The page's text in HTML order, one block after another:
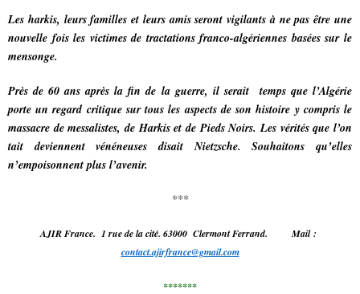
Les harkis, leurs familles et leurs amis seront vigilants à ne pas être une
nouvelle fois les victimes de tractations franco-algériennes basées sur le
mensonge.
Près de 60 ans après la fin de la guerre, il serait temps que l’Algérie
porte un regard critique sur tous les aspects de son histoire y compris le
massacre de messalistes, de Harkis et de Pieds Noirs. Les vérités que l’on
tait deviennent vénéneuses disait Nietzsche. Souhaitons qu’elles
n’empoisonnent plus l’avenir.
***
AJIR France. 1 rue de la cité. 63000 Clermont Ferrand. Mail :
contact.ajirfrance@gmail.com
*******